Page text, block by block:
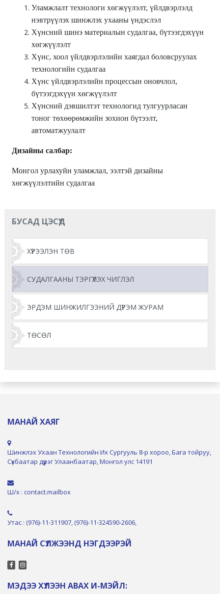
Уламжлалт технологи хөгжүүлэлт, үйлдвэрлэлд
нэвтрүүлэх шинжлэх ухааны үндэслэл
Хүнсний шинэ материалын судалгаа, бүтээгдэхүүн
хөгжүүлэлт
Хүнс, хоол үйлдвэрлэлийн хаягдал боловсруулах
технологийн судалгаа
Хүнс үйлдвэрлэлийн процессын оновчлол,
бүтээгдэхүүн хөгжүүлэлт
Хүнсний дэвшилтэт технологид тулгуурласан
тоног төхөөрөмжийн зохион бүтээлт,
автоматжуулалт
Дизайны салбар:
Монгол урлахуйн уламжлал, ээлтэй дизайны
хөгжүүлэлтийн судалгаа
БУСАД ЦЭСҮҮД
ХҮРЭЭЛЭН ТӨВ
СУДАЛГААНЫ ТЭРГҮҮЛЭХ ЧИГЛЭЛ
ЭРДЭМ ШИНЖИЛГЭЭНИЙ ДҮРЭМ ЖУРАМ
ТӨСӨЛ
МАНАЙ ХАЯГ
Шинжлэх Ухаан Технологийн Их Сургууль 8-р хороо, Бага тойруу,
Сүхбаатар дүүрэг Улаанбаатар, Монгол улс 14191
Ш/х : contact.mailbox
Утас : (976)-11-311907, (976)-11-324590-2606,
МАНАЙ СҮЛЖЭЭНД НЭГДЭЭРЭЙ
МЭДЭЭ ХҮЛЭЭН АВАХ И-МЭЙЛ: